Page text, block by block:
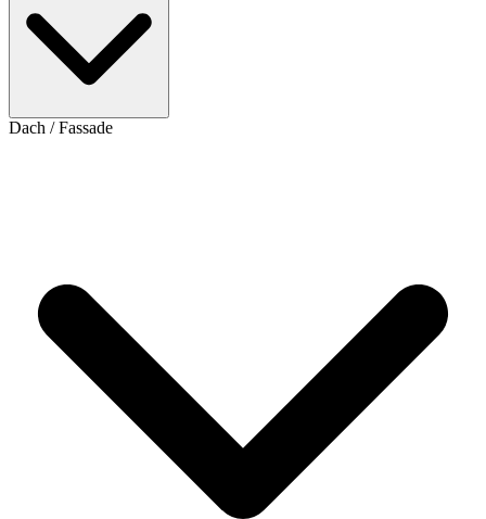
Dach / Fassade